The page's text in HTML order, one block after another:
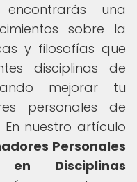
una
sobre la
y filosofías que
disciplinas de
mejorar tu
personales de
nuestro artículo
Personales
en Disciplinas